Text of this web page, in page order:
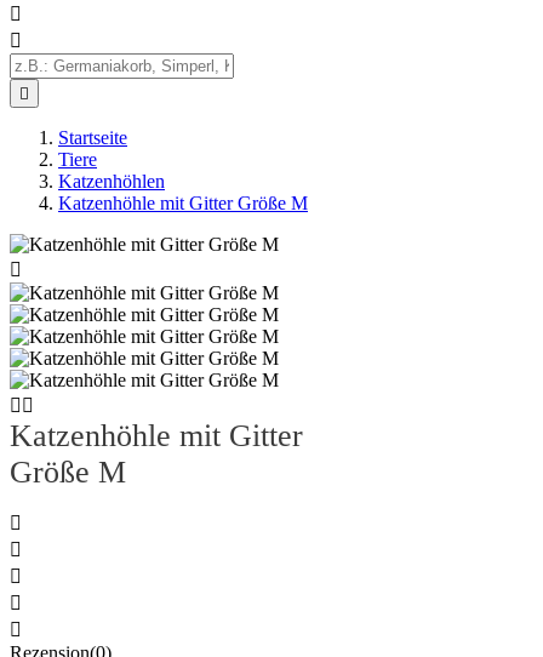



Startseite
Tiere
Katzenhöhlen
Katzenhöhle mit Gitter Größe M

 
Katzenhöhle mit Gitter
Größe M





Rezension(0)